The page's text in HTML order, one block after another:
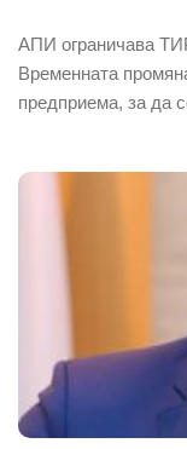
АПИ ограничава
Временната
предприема, за да